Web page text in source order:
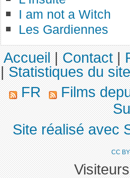
I am not a Witch
Les Gardiennes
Accueil|Contact|
|Statistiques du site
FR
Films
Site réalisé avec
CC